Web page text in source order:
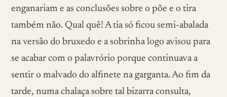
enganariam e as conclusões sobre o põe e o tira
também não. Qual quê! A tia só ficou semi-abalada
na versão do bruxedo e a sobrinha logo avisou para
se acabar com o palavrório porque continuava a
sentir o malvado do alfinete na garganta. Ao fim da
tarde, numa chalaça sobre tal bizarra consulta,